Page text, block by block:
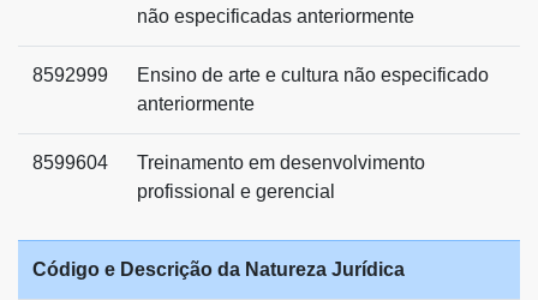
não especificadas anteriormente
8592999
Ensino de arte e cultura não especificado
anteriormente
8599604
Treinamento em desenvolvimento
profissional e gerencial
Código e Descrição da Natureza Jurídica